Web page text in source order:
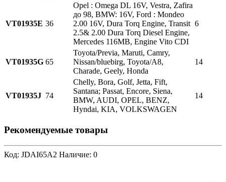
VT01935E 36
Opel : Omega DL 16V, Vestra, Zafira
до 98, BMW: 16V, Ford : Mondeo
2.00 16V, Dura Torq Engine, Transit
2.5& 2.00 Dura Torq Diesel Engine,
Mercedes 116MB, Engine Vito CDI
6
VT01935G 65
Toyota/Previa, Maruti, Camry,
Nissan/bluebirg, Toyota/A8,
Charade, Geely, Honda
14
VT01935J 74
Chelly, Bora, Golf, Jetta, Fift,
Santana; Passat, Encore, Siena,
BMW, AUDI, OPEL, BENZ,
Hyndai, KIA, VOLKSWAGEN
14
Рекомендуемые товары
Код: JDAI65A2 Наличие: 0